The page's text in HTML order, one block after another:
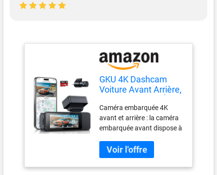
GKU 4K Dashcam
Voiture Avant Arrière,
Tactile de 3,18
Pouces Caméra
Embarquée Voiture
avec Carte SD
64G,Grand Angle
170°,Vision Nocturne,
WDR, G-
Caméra embarquée 4K
avant et arrière : la caméra
embarquée avant dispose à
résolution 4K et d'un grand
angle de 170°, assez pour
capturer clairement les